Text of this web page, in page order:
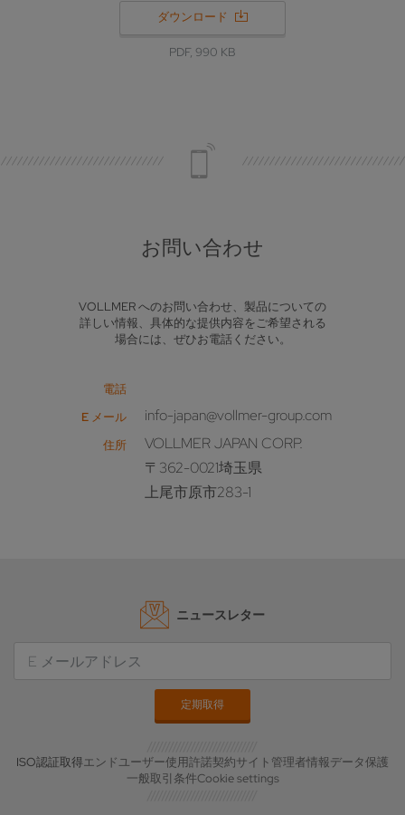
ダウンロード
PDF, 990 KB
お問い合わせ
VOLLMER へのお問い合わせ、製品についての
詳しい情報、具体的な提供内容をご希望される
場合には、ぜひお電話ください。
電話
E メール
info-japan@vollmer-group.com
住所
VOLLMER JAPAN CORP.
〒362-0021埼玉県
上尾市原市283-1
ニュースレター
ISO認証取得エンドユーザー使用許諾契約サイト管理者情報データ保護
一般取引条件Cookie settings